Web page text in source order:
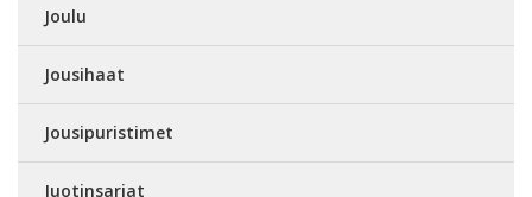
Joulu
Jousihaat
Jousipuristimet
Juotinsarjat